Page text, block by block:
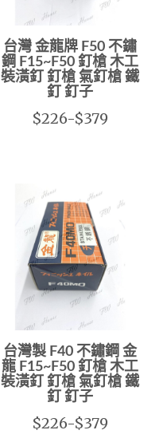
台灣 金龍牌 F50 不鏽
鋼 F15~F50 釘槍 木工
裝潢釘 釘槍 氣釘槍 鐵
釘 釘子
$226-$379
台灣製 F40 不鏽鋼 金
龍 F15~F50 釘槍 木工
裝潢釘 釘槍 氣釘槍 鐵
釘 釘子
$226-$379